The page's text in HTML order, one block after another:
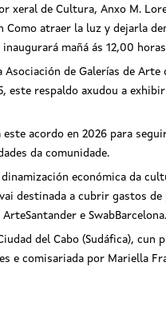
xeral de Cultura, Anxo M.
Como atraer la luz y dejarla
mañá ás 12,00
de Galerías de Arte
este respaldo axudou a
acordo en 2026 para
da comunidade.
económica da
destinada a cubrir gastos
e SwabBarcelona.
del Cabo (Sudáfica),
e comisariada por Mariella